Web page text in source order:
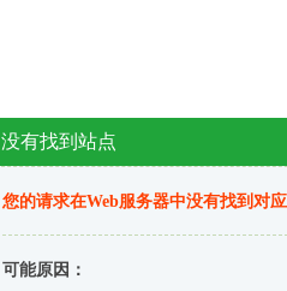
没有找到站点
您的请求在Web服务器中没有找到对
可能原因：